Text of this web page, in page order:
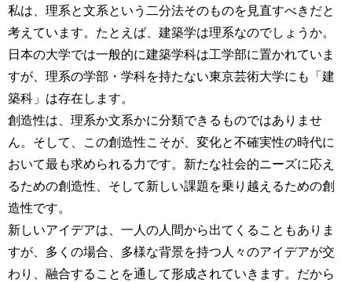
私は、理系と文系という二分法そのものを見直すべきだと
考えています。たとえば、建築学は理系なのでしょうか。
日本の大学では一般的に建築学科は工学部に置かれていま
すが、理系の学部・学科を持たない東京芸術大学にも「建
築科」は存在します。
創造性は、理系か文系かに分類できるものではありませ
ん。そして、この創造性こそが、変化と不確実性の時代に
おいて最も求められる力です。新たな社会的ニーズに応え
るための創造性、そして新しい課題を乗り越えるための創
造性です。
新しいアイデアは、一人の人間から出てくることもありま
すが、多くの場合、多様な背景を持つ人々のアイデアが交
わり、融合することを通して形成されていきます。だから